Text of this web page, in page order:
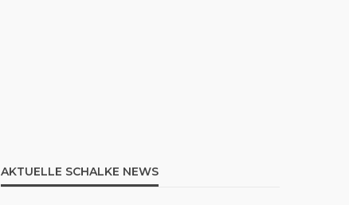
AKTUELLE SCHALKE NEWS